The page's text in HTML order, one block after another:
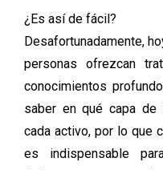
¿Es así de fácil?
Desafortunadamente,
personas ofrezcan
conocimientos
saber en qué capa de
cada activo, por lo que
es indispensable